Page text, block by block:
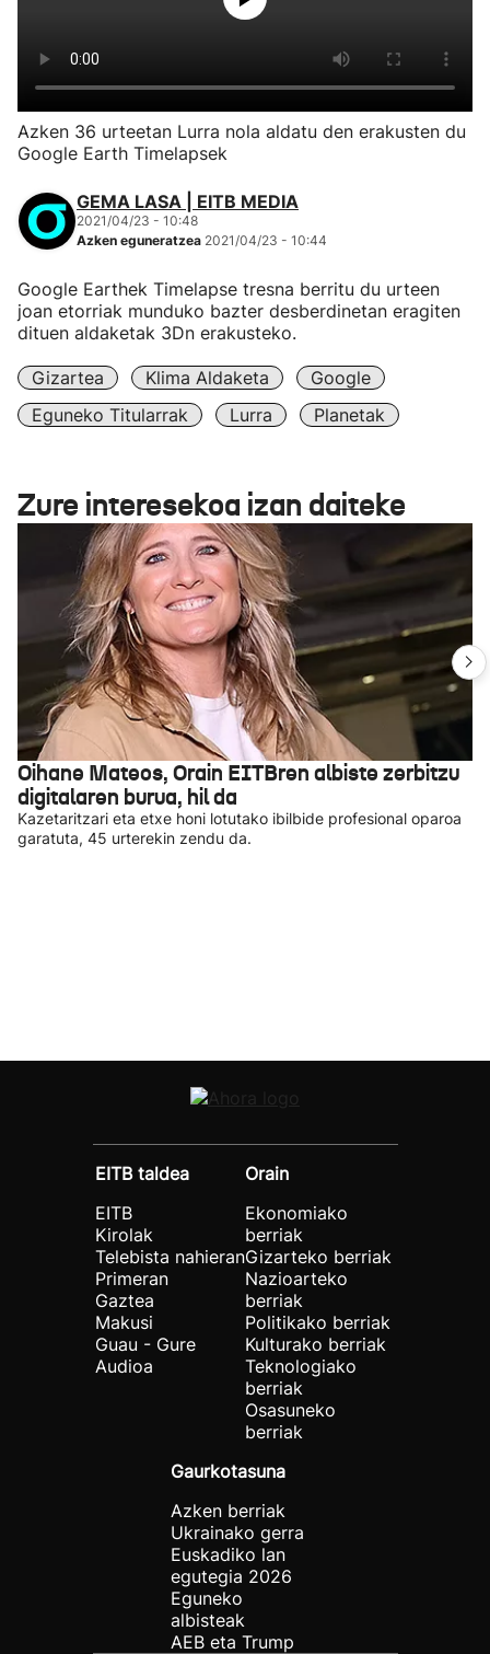
Azken 36 urteetan Lurra nola aldatu den erakusten du
Google Earth Timelapsek
GEMA LASA | EITB MEDIA
2021/04/23 - 10:48
Azken eguneratzea 2021/04/23 - 10:44
Google Earthek Timelapse tresna berritu du urteen
joan etorriak munduko bazter desberdinetan eragiten
dituen aldaketak 3Dn erakusteko.
Gizartea Klima Aldaketa
Google
Eguneko Titularrak
Lurra Planetak
Zure interesekoa izan daiteke
Oihane Mateos, Orain EITBren albiste zerbitzu
digitalaren burua, hil da
Kazetaritzari eta etxe honi lotutako ibilbide profesional oparoa
garatuta, 45 urterekin zendu da.
EITB taldea
EITB
Kirolak
Telebista nahieran
Primeran
Gaztea
Makusi
Guau - Gure
Audioa
Orain
Ekonomiako
berriak
Gizarteko berriak
Nazioarteko
berriak
Politikako berriak
Kulturako berriak
Teknologiako
berriak
Osasuneko
berriak
Gaurkotasuna
Azken berriak
Ukrainako gerra
Euskadiko lan
egutegia 2026
Eguneko
albisteak
AEB eta Trump